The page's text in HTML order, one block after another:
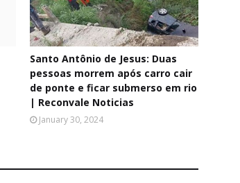
Santo Antônio de Jesus: Duas
pessoas morrem após carro cair
de ponte e ficar submerso em rio
| Reconvale Noticias
January 30, 2024